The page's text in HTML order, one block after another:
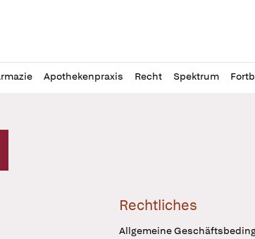
Apothekenpraxis Recht Spektrum
Logo
Rechtliches
Allgemeine